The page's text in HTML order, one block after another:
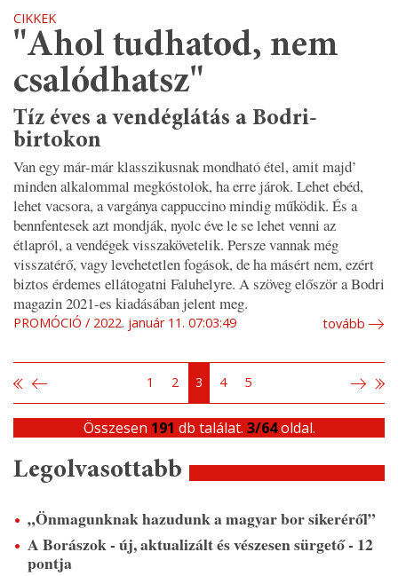
CIKKEK
"Ahol tudhatod, nem
csalódhatsz"
Tíz éves a vendéglátás a Bodri-
birtokon
Van egy már-már klasszikusnak mondható étel, amit majd’
minden alkalommal megkóstolok, ha erre járok. Lehet ebéd,
lehet vacsora, a vargánya cappuccino mindig működik. És a
bennfentesek azt mondják, nyolc éve le se lehet venni az
étlapról, a vendégek visszakövetelik. Persze vannak még
visszatérő, vagy levehetetlen fogások, de ha másért nem, ezért
biztos érdemes ellátogatni Faluhelyre. A szöveg először a Bodri
magazin 2021-es kiadásában jelent meg.
PROMÓCIÓ 2022. január 11. 07:03:49 tovább
1 2 3 4 5
Összesen 191 db találat. 3/64oldal.
Legolvasottabb
„Önmagunknak hazudunk a magyar bor sikeréről”
A Borászok - új, aktualizált és vészesen sürgető - 12
pontja